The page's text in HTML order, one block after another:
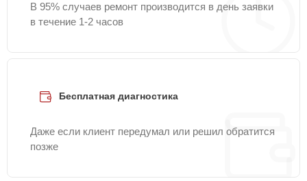
В 95% случаев ремонт производится в день заявки
в течение 1-2 часов
Бесплатная диагностика
Даже если клиент передумал или решил обратится
позже